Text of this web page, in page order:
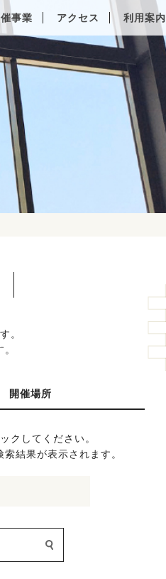
事業 アクセス 利用案内
。
開催場所
クしてください。
結果が表示されます。